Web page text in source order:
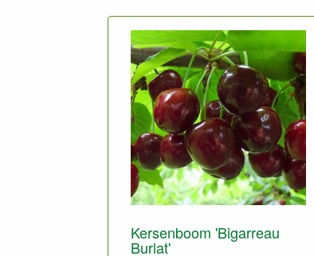
Kersenboom 'Bigarreau
Burlat'